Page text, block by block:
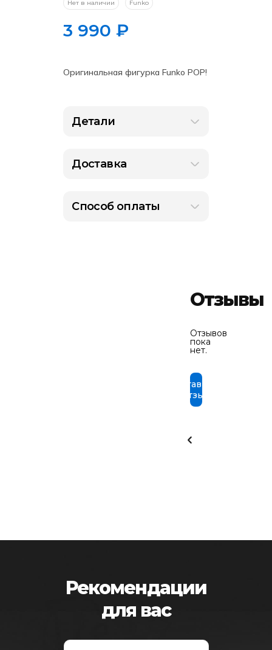
Нет в наличии Funko
3 990₽
Оригинальная фигурка Funko POP!
Детали
Доставка
Способ оплаты
Отзывы
Отзывов
пока
нет.
Оставить
отзыв
Рекомендации
для вас